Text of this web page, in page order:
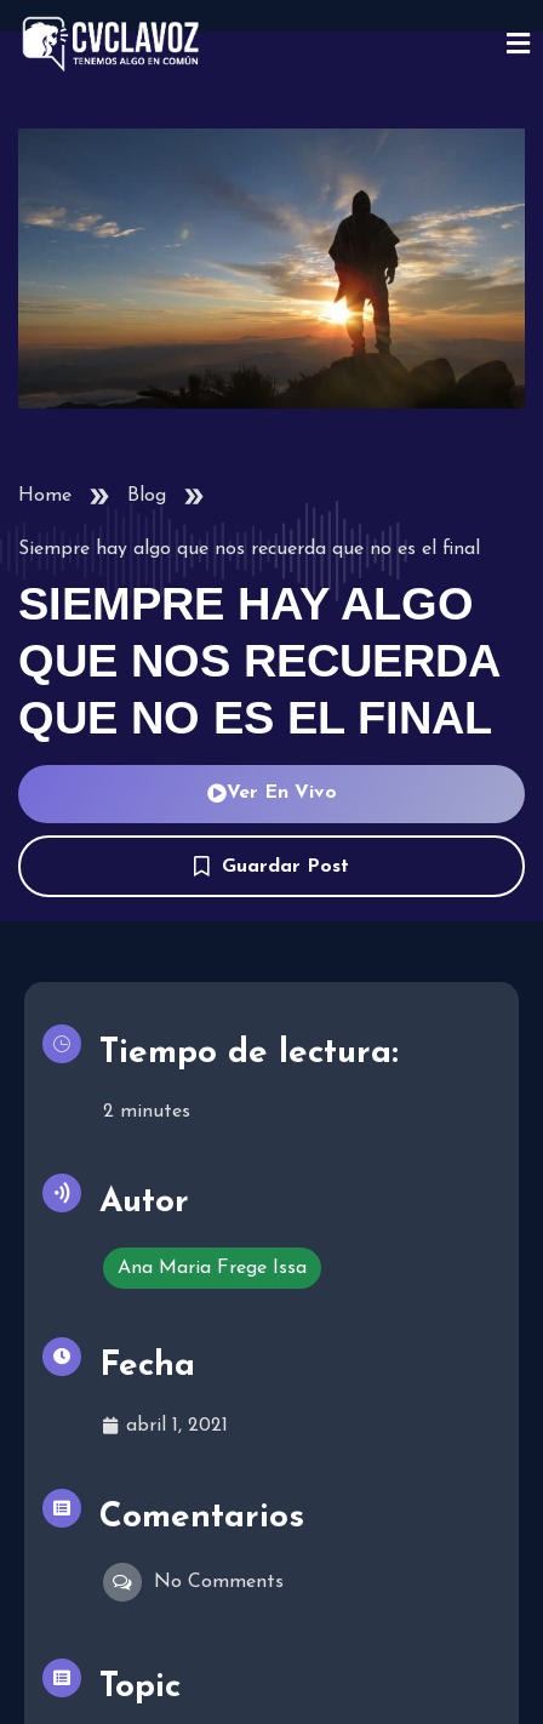
Home Blog
Siempre hay algo que nos recuerda que no es el final
SIEMPRE HAY ALGO
QUE NOS RECUERDA
QUE NO ES EL FINAL
Ver En Vivo
Guardar Post
Tiempo de lectura:
2 minutes
Autor
Ana Maria Frege Issa
Fecha
abril 1, 2021
Comentarios
No Comments
Topic